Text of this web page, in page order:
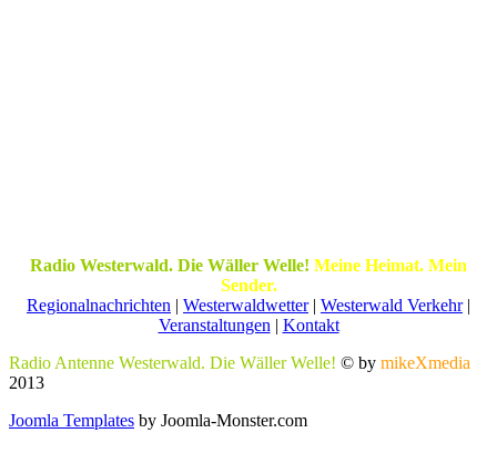
Radio Westerwald. Die Wäller Welle! Meine Heimat. Mein
Sender.
Regionalnachrichten | Westerwaldwetter| Westerwald Verkehr|
Veranstaltungen | Kontakt
Radio Antenne Westerwald. Die Wäller Welle! © by mikeXmedia
2013
Joomla Templates by Joomla-Monster.com